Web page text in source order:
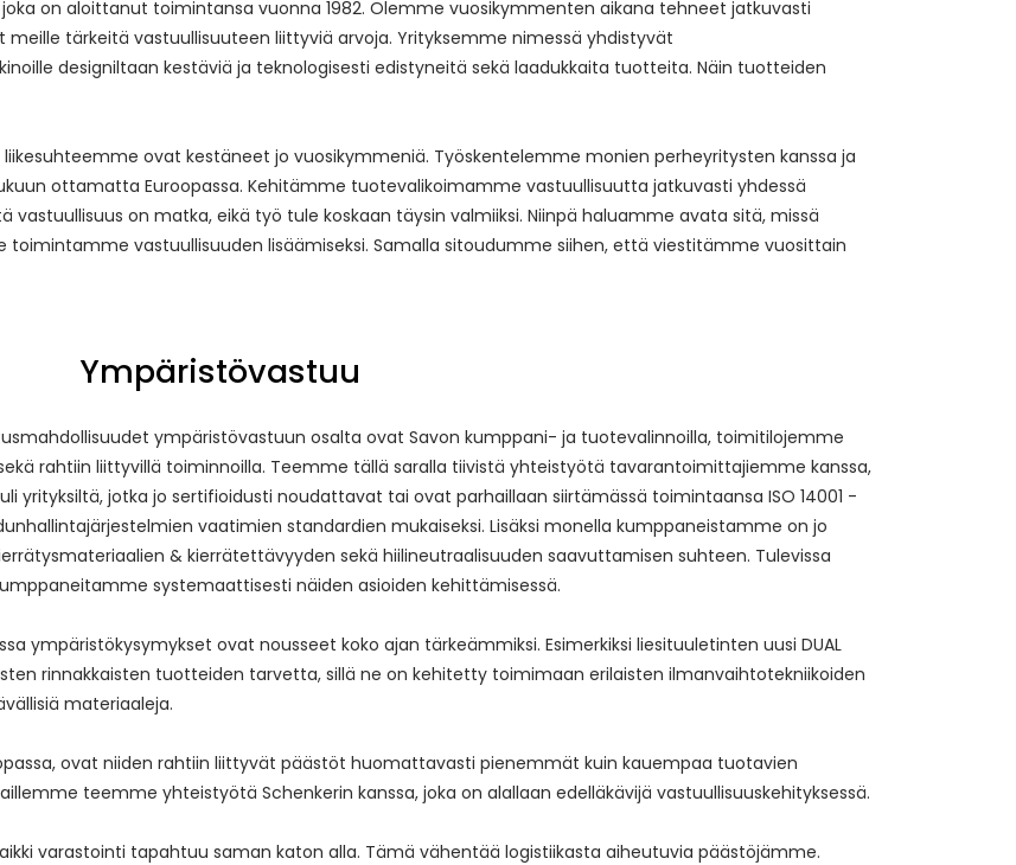
on aloittanut toimintansa vuonna 1982. Olemme vuosikymmenten aikana tehneet jatkuvasti
tärkeitä vastuullisuuteen liittyviä arvoja. Yrityksemme nimessä yhdistyvät
designiltaan kestäviä ja teknologisesti edistyneitä sekä laadukkaita tuotteita. Näin tuotteiden
ovat kestäneet jo vuosikymmeniä. Työskentelemme monien perheyritysten kanssa ja
ottamatta Euroopassa. Kehitämme tuotevalikoimamme vastuullisuutta jatkuvasti yhdessä
on matka, eikä työ tule koskaan täysin valmiiksi. Niinpä haluamme avata sitä, missä
vastuullisuuden lisäämiseksi. Samalla sitoudumme siihen, että viestitämme vuosittain
Ympäristövastuu
ympäristövastuun osalta ovat Savon kumppani- ja tuotevalinnoilla, toimitilojemme
rahtiin liittyvillä toiminnoilla. Teemme tällä saralla tiivistä yhteistyötä tavarantoimittajiemme kanssa,
yrityksiltä, jotka jo sertifioidusti noudattavat tai ovat parhaillaan siirtämässä toimintaansa ISO 14001 -
vaatimien standardien mukaiseksi. Lisäksi monella kumppaneistamme on jo
& kierrätettävyyden sekä hiilineutraalisuuden saavuttamisen suhteen. Tulevissa
systemaattisesti näiden asioiden kehittämisessä.
ympäristökysymykset ovat nousseet koko ajan tärkeämmiksi. Esimerkiksi liesituuletinten uusi DUAL
rinnakkaisten tuotteiden tarvetta, sillä ne on kehitetty toimimaan erilaisten ilmanvaihtotekniikoiden
materiaaleja.
ovat niiden rahtiin liittyvät päästöt huomattavasti pienemmät kuin kauempaa tuotavien
teemme yhteistyötä Schenkerin kanssa, joka on alallaan edelläkävijä vastuullisuuskehityksessä.
varastointi tapahtuu saman katon alla. Tämä vähentää logistiikasta aiheutuvia päästöjämme.